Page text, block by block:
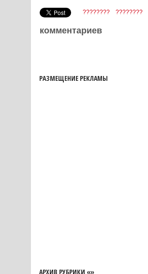
???????? ????????
комментариев
РАЗМЕЩЕНИЕ РЕКЛАМЫ
АРХИВ РУБРИКИ «»